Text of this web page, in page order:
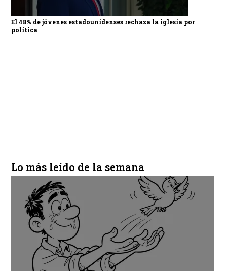
El 48% de jóvenes estadounidenses rechaza la iglesia por
política
Lo más leído de la semana